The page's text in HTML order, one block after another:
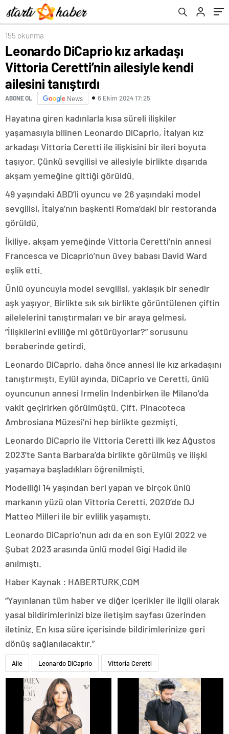
155 okunma
Leonardo DiCaprio kız arkadaşı
Vittoria Ceretti’nin ailesiyle kendi
ailesini tanıştırdı
ABONE OL News 6 Ekim 2024 17:25
Hayatına giren kadınlarla kısa süreli ilişkiler
yaşamasıyla bilinen Leonardo DiCaprio, İtalyan kız
arkadaşı Vittoria Ceretti ile ilişkisini bir ileri boyuta
taşıyor. Çünkü sevgilisi ve ailesiyle birlikte dışarıda
akşam yemeğine gittiği görüldü.
49 yaşındaki ABD’li oyuncu ve 26 yaşındaki model
sevgilisi, İtalya’nın başkenti Roma’daki bir restoranda
görüldü.
İkiliye, akşam yemeğinde Vittoria Ceretti’nin annesi
Francesca ve Dicaprio’nun üvey babası David Ward
eşlik etti.
Ünlü oyuncuyla model sevgilisi, yaklaşık bir senedir
aşk yaşıyor. Birlikte sık sık birlikte görüntülenen çiftin
ailelelerini tanıştırmaları ve bir araya gelmesi,
“İlişkilerini evliliğe mi götürüyorlar?” sorusunu
beraberinde getirdi.
Leonardo DiCaprio, daha önce annesi ile kız arkadaşını
tanıştırmıştı. Eylül ayında, DiCaprio ve Ceretti, ünlü
oyuncunun annesi Irmelin Indenbirken ile Milano’da
vakit geçirirken görülmüştü. Çift, Pinacoteca
Ambrosiana Müzesi’ni hep birlikte gezmişti.
Leonardo DiCaprio ile Vittoria Ceretti ilk kez Ağustos
2023’te Santa Barbara’da birlikte görülmüş ve ilişki
yaşamaya başladıkları öğrenilmişti.
Modelliği 14 yaşından beri yapan ve birçok ünlü
markanın yüzü olan Vittoria Ceretti, 2020’de DJ
Matteo Milleri ile bir evlilik yaşamıştı.
Leonardo DiCaprio’nun adı da en son Eylül 2022 ve
Şubat 2023 arasında ünlü model Gigi Hadid ile
anılmıştı.
Haber Kaynak : HABERTURK.COM
“Yayınlanan tüm haber ve diğer içerikler ile ilgili olarak
yasal bildirimlerinizi bize iletişim sayfası üzerinden
iletiniz. En kısa süre içerisinde bildirimlerinize geri
dönüş sağlanılacaktır.”
Aile Leonardo DiCaprio Vittoria Ceretti